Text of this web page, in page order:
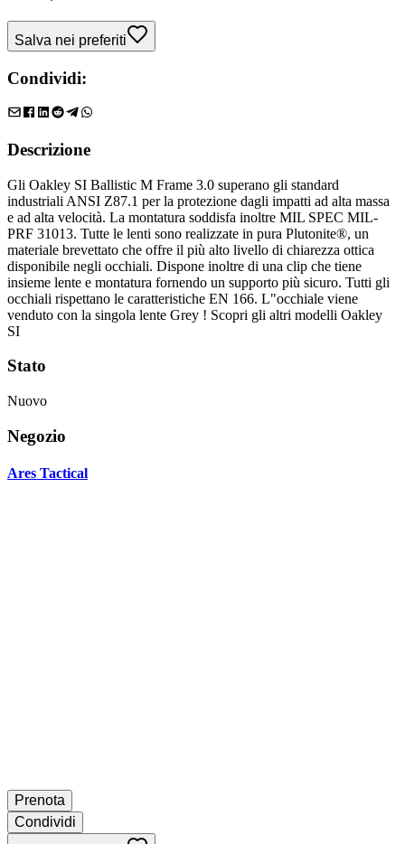
Salva nei preferiti
Condividi:
Descrizione
Gli Oakley SI Ballistic M Frame 3.0 superano gli standard
industriali ANSI Z87.1 per la protezione dagli impatti ad alta massa
e ad alta velocità. La montatura soddisfa inoltre MIL SPEC MIL-
PRF 31013. Tutte le lenti sono realizzate in pura Plutonite®, un
materiale brevettato che offre il più alto livello di chiarezza ottica
disponibile negli occhiali. Dispone inoltre di una clip che tiene
insieme lente e montatura fornendo un supporto più sicuro. Tutti gli
occhiali rispettano le caratteristiche EN 166. L"occhiale viene
venduto con la singola lente Grey ! Scopri gli altri modelli Oakley
SI
Stato
Nuovo
Negozio
Ares Tactical
Prenota
Condividi